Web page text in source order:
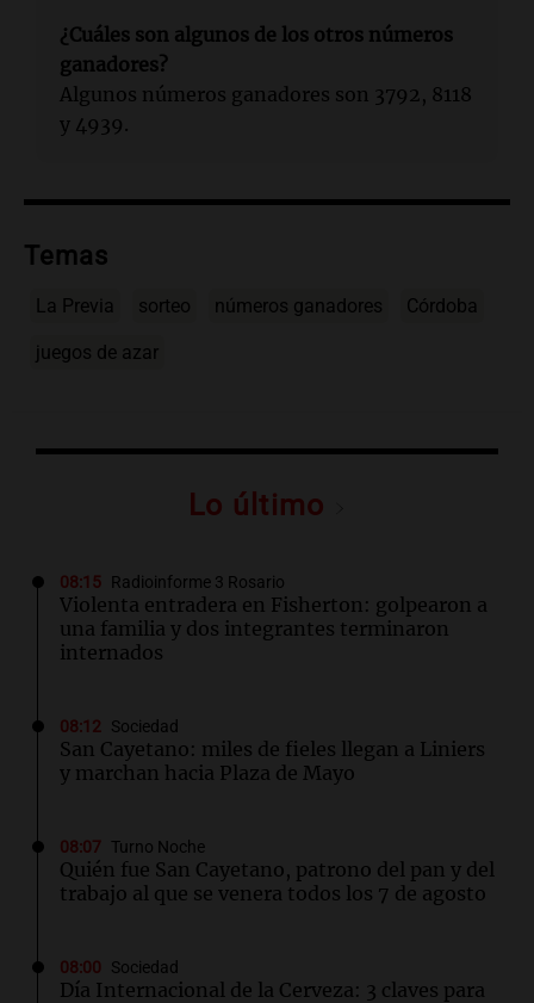
¿Cuáles son algunos de los otros números
ganadores?
Algunos números ganadores son 3792, 8118
y 4939.
Temas
La Previa sorteo números ganadores Córdoba
juegos de azar
Lo último
08:15 Radioinforme 3 Rosario
Violenta entradera en Fisherton: golpearon a
una familia y dos integrantes terminaron
internados
08:12 Sociedad
San Cayetano: miles de fieles llegan a Liniers
y marchan hacia Plaza de Mayo
08:07 Turno Noche
Quién fue San Cayetano, patrono del pan y del
trabajo al que se venera todos los 7 de agosto
08:00 Sociedad
Día Internacional de la Cerveza: 3 claves para